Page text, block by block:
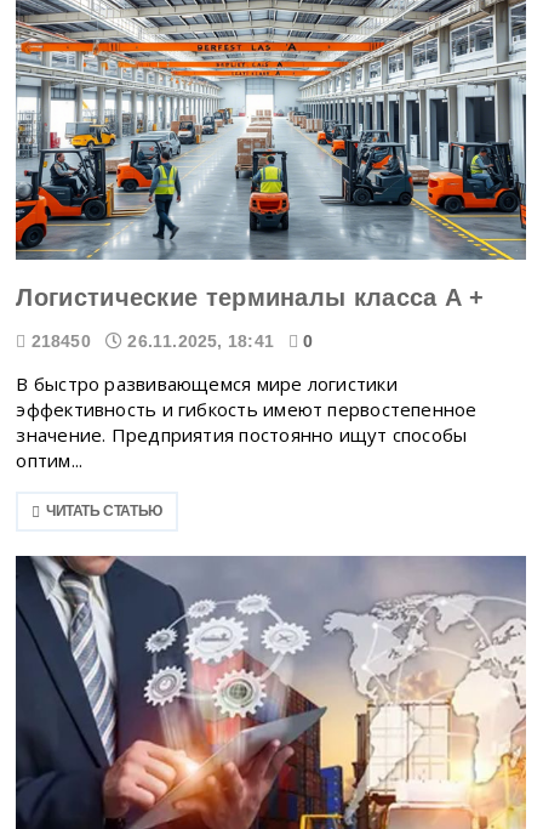
Логистические терминалы класса А +
218450 26.11.2025, 18:41 0
В быстро развивающемся мире логистики
эффективность и гибкость имеют первостепенное
значение. Предприятия постоянно ищут способы
оптим...
ЧИТАТЬ СТАТЬЮ